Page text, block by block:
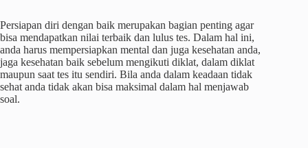
Persiapan diri dengan baik merupakan bagian penting agar
bisa mendapatkan nilai terbaik dan lulus tes. Dalam hal ini,
anda harus mempersiapkan mental dan juga kesehatan anda,
jaga kesehatan baik sebelum mengikuti diklat, dalam diklat
maupun saat tes itu sendiri. Bila anda dalam keadaan tidak
sehat anda tidak akan bisa maksimal dalam hal menjawab
soal.